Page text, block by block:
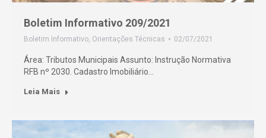
Boletim Informativo 209/2021
Boletim Informativo, Orientações Técnicas 02/07/2021
Área: Tributos Municipais Assunto: Instrução Normativa
RFB nº 2030. Cadastro Imobiliário…
Leia Mais